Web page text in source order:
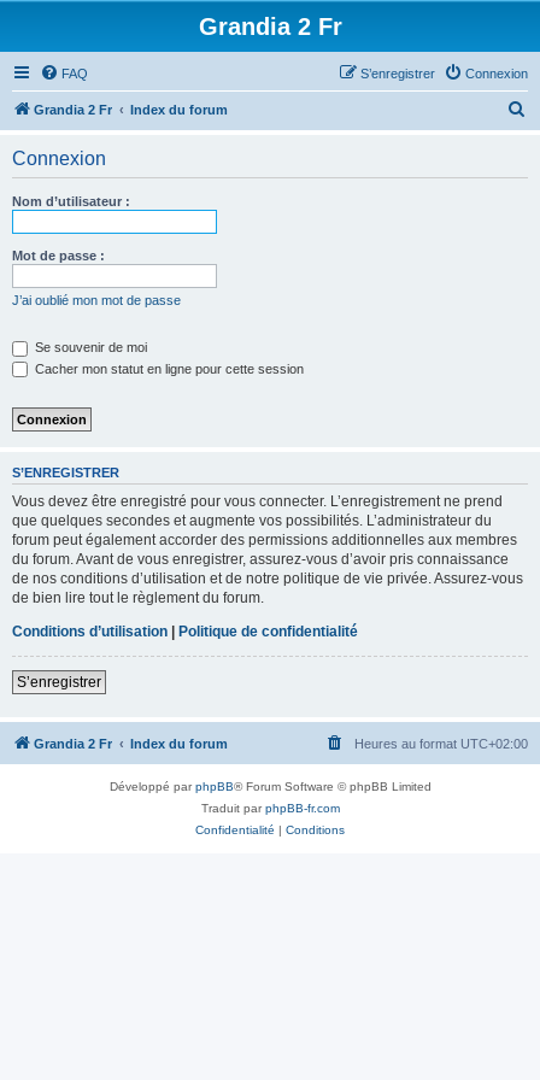
Grandia 2 Fr
FAQ Connexion
S’enregistrer
Grandia 2 Fr Index du forum
Connexion
Nom d’utilisateur :
Mot de passe :
J’ai oublié mon mot de passe
Se souvenir de moi
Cacher mon statut en ligne pour cette session
S’ENREGISTRER
Vous devez être enregistré pour vous connecter. L’enregistrement ne prend
que quelques secondes et augmente vos possibilités. L’administrateur du
forum peut également accorder des permissions additionnelles aux membres
du forum. Avant de vous enregistrer, assurez-vous d’avoir pris connaissance
de nos conditions d’utilisation et de notre politique de vie privée. Assurez-vous
de bien lire tout le règlement du forum.
Conditions d’utilisation | Politique de confidentialité
S’enregistrer
Grandia 2 Fr Index du forum Heures au format UTC+02:00
Développé parphpBB® Forum Software © phpBB Limited
Traduit parphpBB-fr.com
Confidentialité | Conditions